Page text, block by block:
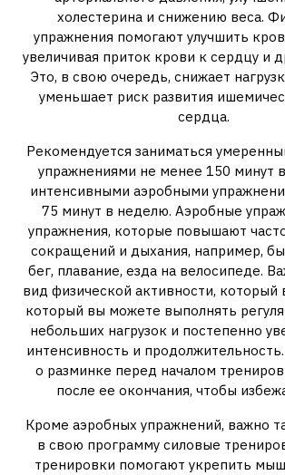
холестерина и снижению веса.
упражнения помогают улучшить
увеличивая приток крови к сердцу и
Это, в свою очередь, снижает
уменьшает риск развития
сердца.
Рекомендуется заниматься
упражнениями не менее 150 минут
интенсивными аэробными
75 минут в неделю. Аэробные
упражнения, которые повышают
сокращений и дыхания, например,
бег, плавание, езда на велосипеде.
вид физической активности, который
который вы можете выполнять
небольших нагрузок и постепенно
интенсивность и
о разминке перед началом
после ее окончания, чтобы
Кроме аэробных упражнений, важно
в свою программу силовые
тренировки помогают укрепить